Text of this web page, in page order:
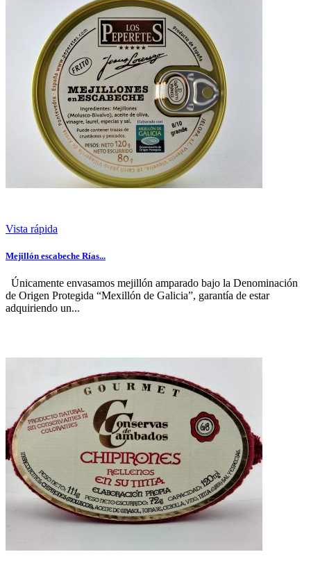
Vista rápida
Mejillón escabeche Rías...
Únicamente envasamos mejillón amparado bajo la Denominación
de Origen Protegida “Mexillón de Galicia”, garantía de estar
adquiriendo un...